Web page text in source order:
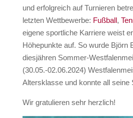
und erfolgreich auf Turnieren
letzten Wettbewerbe: Fußball,
eigene sportliche Karriere weist
Höhepunkte auf. So wurde Björn
diesjähren Sommer-
(30.05.-02.06.2024)
Altersklasse und konnte all seine
Wir gratulieren sehr herzlich!